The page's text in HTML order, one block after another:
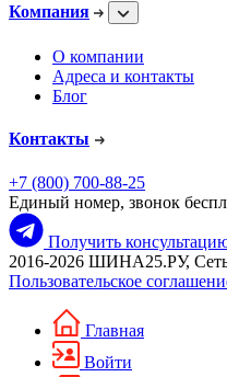
Компания
О компании
Адреса и контакты
Блог
Контакты
+7 (800) 700-88-25
Единый номер, звонок
Получить
2016-2026 ШИНА25.РУ,
Пользовательское
Главная
Войти